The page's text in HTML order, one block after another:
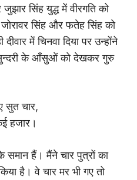
सिंह युद्ध में वीरगति को
जोरावर सिंह और फतेह सिंह को
में चिनवा दिया पर उन्होंने
सुन्दरी के आँसुओं को देखकर गुरु
सुत चार,
हजार।
समान हैं। मैंने चार पुत्रों का
है। वे चार मर भी गए तो